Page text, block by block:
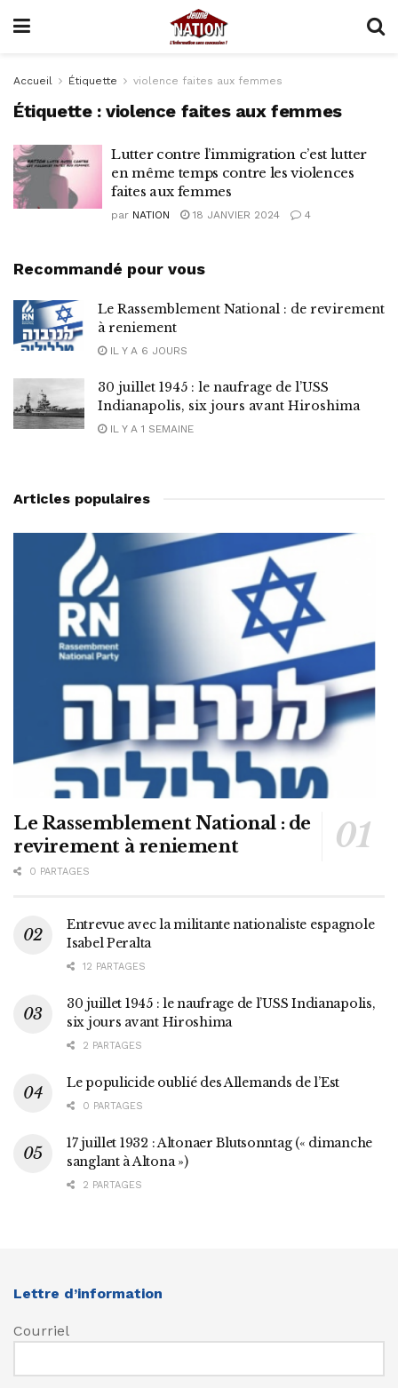
Accueil Étiquette violence faites aux femmes
Étiquette :violence faites aux femmes
Lutter contre l’immigration c’est lutter
en même temps contre les violences
faites aux femmes
par NATION 18 JANVIER 2024 4
Recommandé pour vous
Le Rassemblement National : de revirement
à reniement
IL Y A 6 JOURS
30 juillet 1945 : le naufrage de l’USS
Indianapolis, six jours avant Hiroshima
IL Y A 1 SEMAINE
Articles populaires
Le Rassemblement National : de
revirement à reniement
0 PARTAGES
Entrevue avec la militante nationaliste espagnole
Isabel Peralta
12 PARTAGES
30 juillet 1945 : le naufrage de l’USS Indianapolis,
six jours avant Hiroshima
2 PARTAGES
Le populicide oublié des Allemands de l’Est
0 PARTAGES
17 juillet 1932 : Altonaer Blutsonntag (« dimanche
sanglant à Altona »)
2 PARTAGES
Lettre d’information
Courriel